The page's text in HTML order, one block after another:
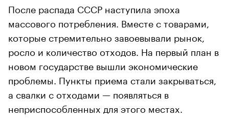
00:00 / 00:00
После распада СССР наступила эпоха
массового потребления. Вместе с товарами,
которые стремительно завоевывали рынок,
росло и количество отходов. На первый план в
новом государстве вышли экономические
проблемы. Пункты приема стали закрываться,
а свалки с отходами — появляться в
неприспособленных для этого местах.